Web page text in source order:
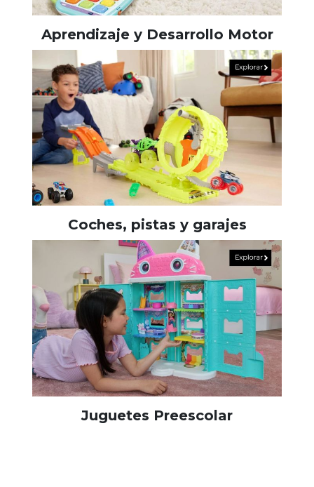
Aprendizaje y Desarrollo Motor
Coches, pistas y garajes
Juguetes Preescolar